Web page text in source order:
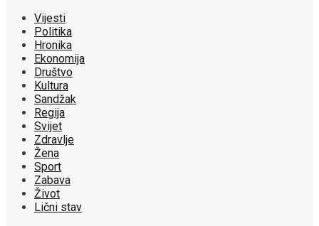
Vijesti
Politika
Hronika
Ekonomija
Društvo
Kultura
Sandžak
Regija
Svijet
Zdravlje
Žena
Sport
Zabava
Život
Lični stav